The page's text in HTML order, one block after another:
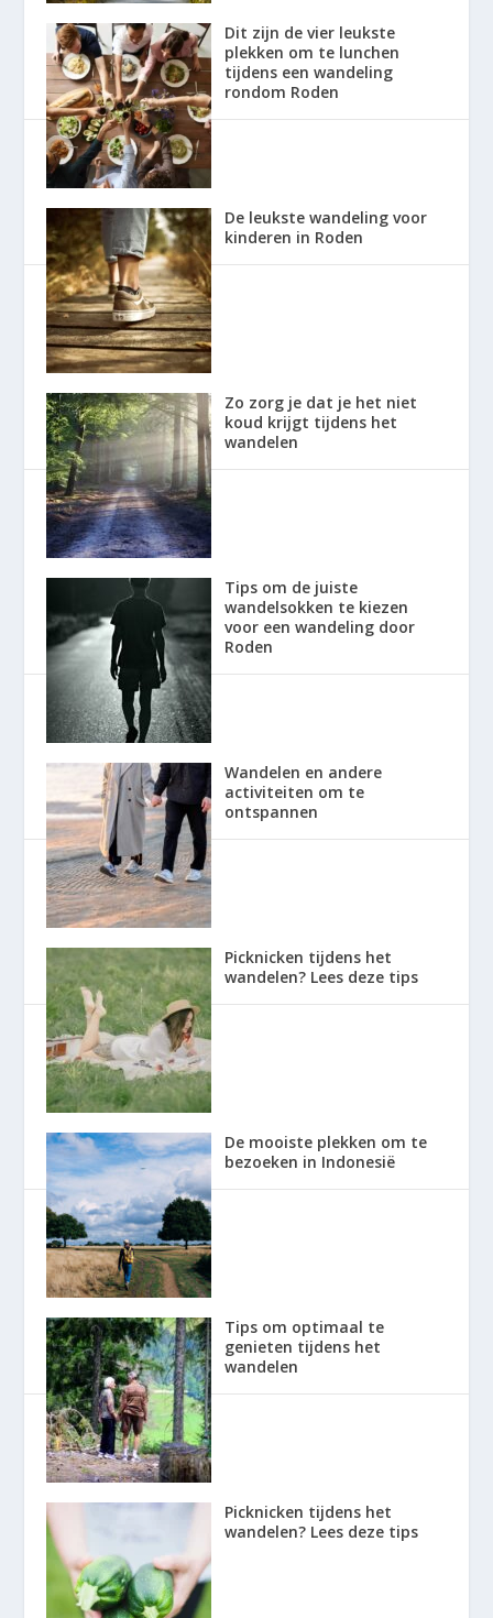
Dit zijn de vier leukste
plekken om te lunchen
tijdens een wandeling
rondom Roden
De leukste wandeling voor
kinderen in Roden
Zo zorg je dat je het niet
koud krijgt tijdens het
wandelen
Tips om de juiste
wandelsokken te kiezen
voor een wandeling door
Roden
Wandelen en andere
activiteiten om te
ontspannen
Picknicken tijdens het
wandelen? Lees deze tips
De mooiste plekken om te
bezoeken in Indonesië
Tips om optimaal te
genieten tijdens het
wandelen
Picknicken tijdens het
wandelen? Lees deze tips